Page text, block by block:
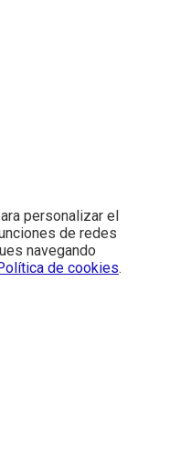
personalizar el
de redes
navegando
de cookies.